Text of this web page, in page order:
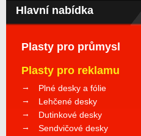
Hlavní nabídka
Plasty pro průmysl
Plasty pro reklamu
Plné desky a fólie
Lehčené desky
Dutinkové desky
Sendvičové desky